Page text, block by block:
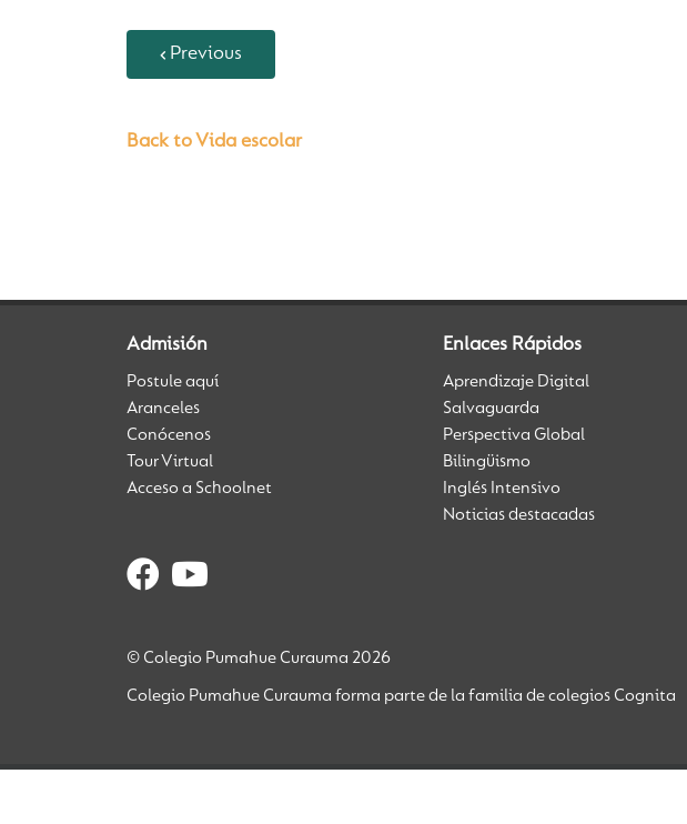
Previous
Back to Vida escolar
Admisión
Postule aquí
Aranceles
Conócenos
Tour Virtual
Acceso a Schoolnet
Enlaces Rápidos
Aprendizaje Digital
Salvaguarda
Perspectiva Global
Bilingüismo
Inglés Intensivo
Noticias destacadas
© Colegio Pumahue Curauma 2026
Colegio Pumahue Curauma forma parte de la familia de colegios Cognita